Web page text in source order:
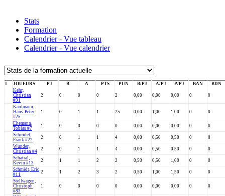
Stats
Formation
Calendrier - Vue tableau
Calendrier - Vue calendrier
# JOUEURS PJ B A PTS PUN B/PJ A/PJ P/PJ BAN
BDN
Kehr,
Christian
#91
2 0 0 0 2 0,00 0,00 0,00 0 0
Kaufmann,
Hans-Peter
#25
1 0 1 1 25 0,00 1,00 1,00 0 0
Ehemann,
Tobias #7
1 0 0 0 0 0,00 0,00 0,00 0
0
Schrödel,
Frank #22
2 0 1 1 4 0,00 0,50 0,50 0
0
Wunder,
Christian #4
2 0 1 1 4 0,00 0,50 0,50 0
0
Schatral,
Kevin #13
2 1 1 2 2 0,50 0,50 1,00 0
0
Schmidt, Eric
#11
2 1 2 3 2 0,50 1,00 1,50 0
0
Stellwagen,
Christoph
#83
1 0 0 0 0 0,00 0,00 0,00 0 0